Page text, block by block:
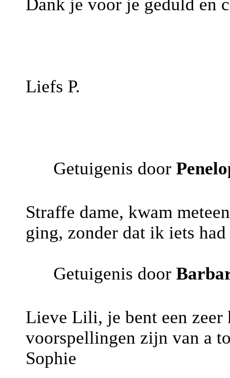
Dank je voor je geduld en
Liefs P.
Getuigenis door
Straffe dame, kwam
ging, zonder dat ik iets had
Getuigenis door
Lieve Lili, je bent een
voorspellingen zijn van a
Sophie